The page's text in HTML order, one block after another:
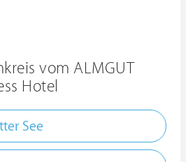
vom ALMGUT
Hotel
See